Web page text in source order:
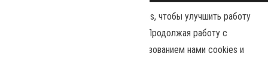
Наш сайт использует файлы cookies, чтобы улучшить работу
и повысить эффективность сайта. Продолжая работу с
сайтом, вы соглашаетесь с использованием нами cookies и